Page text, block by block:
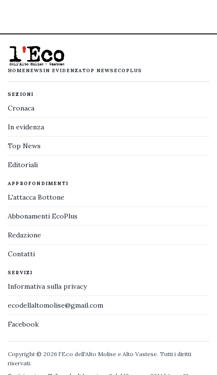
HOMENEWS IN EVIDENZATOP NEWS ECOPLUS
SEZIONI
Cronaca
In evidenza
Top News
Editoriali
APPROFONDIMENTI
L'attacca Bottone
Abbonamenti EcoPlus
Redazione
Contatti
SERVIZI
Informativa sulla privacy
ecodellaltomolise@gmail.com
Facebook
Copyright © 2026 l'Eco dell'Alto Molise e Alto Vastese. Tutti i diritti
riservati.